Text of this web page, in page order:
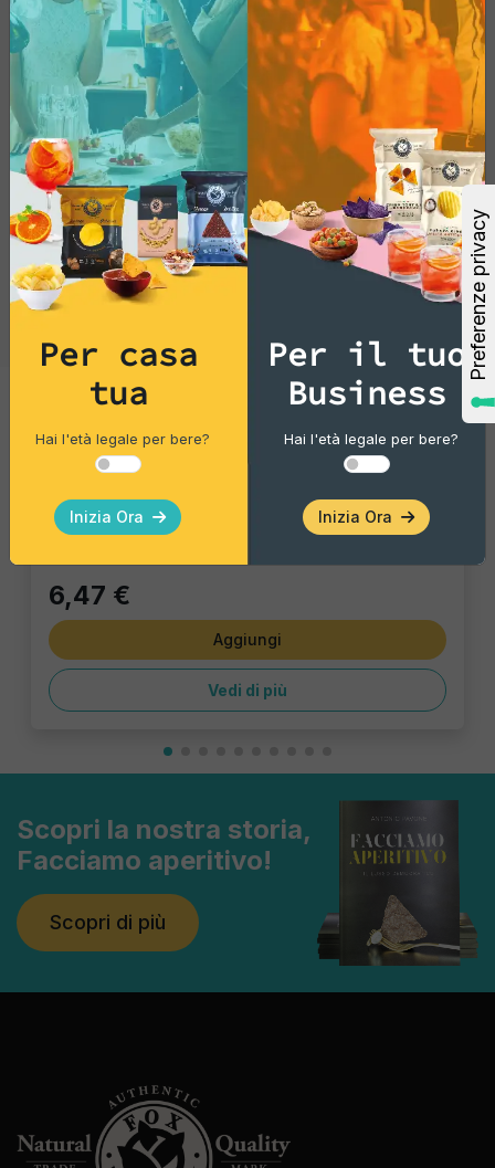
migliorare la presentazione dei piatti
aperitivi. Ad esempio, possono essere
tagliati a metà e utilizzati per decorare il
vitello con salsa di tonno, aggiungendo sia
un appeal visivo che un'esplosione di
sapore al piatto.
Quando si utilizzano i frutti del cappero
negli aperitivi, il loro sapore e la loro
consistenza unici possono aggiungere un
tocco di raffinatezza e distintività alle
bevande e agli antipasti, rendendoli una
scelta versatile ed elegante per varie
occasioni.
Cocktails
Gin Flower 14% Vol 100 Ml
Pezzo Singolo
6,47 €
Aggiungi
Vedi di più
Scopri la nostra storia,
Facciamo aperitivo!
Scopri di più
Per casa
tua
Hai l'età legale per bere?
Inizia Ora
Per il tuo
Business
Hai l'età legale per bere?
Inizia Ora